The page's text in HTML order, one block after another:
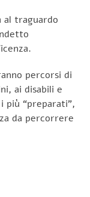
al traguardo
percorsi di
ai disabili e
più “preparati”,
da percorrere